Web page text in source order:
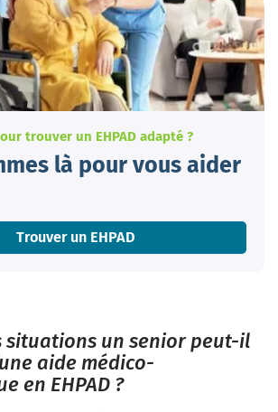
trouver un EHPAD adapté ?
là pour vous aider
Trouver un EHPAD
situations un senior peut-il
aide médico-
en EHPAD ?